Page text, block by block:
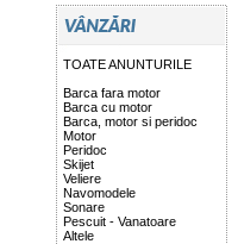
TOATE ANUNTURILE
Barca fara motor
Barca cu motor
Barca, motor si peridoc
Motor
Peridoc
Skijet
Veliere
Navomodele
Sonare
Pescuit - Vanatoare
Altele